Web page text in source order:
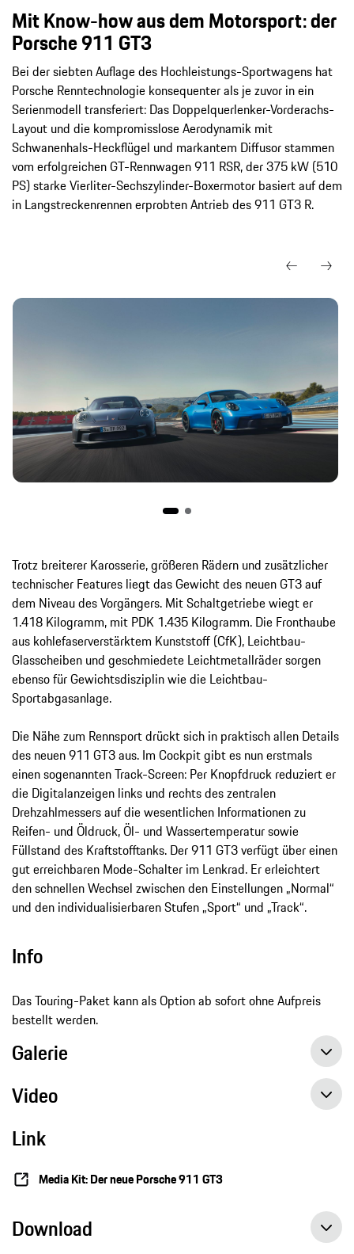
Mit Know-how aus dem Motorsport: der
Porsche 911 GT3
Bei der siebten Auflage des Hochleistungs-Sportwagens hat
Porsche Renntechnologie konsequenter als je zuvor in ein
Serienmodell transferiert: Das Doppelquerlenker-Vorderachs-
Layout und die kompromisslose Aerodynamik mit
Schwanenhals-Heckflügel und markantem Diffusor stammen
vom erfolgreichen GT-Rennwagen 911 RSR, der 375 kW (510
PS) starke Vierliter-Sechszylinder-Boxermotor basiert auf dem
in Langstreckenrennen erprobten Antrieb des 911 GT3 R.
Trotz breiterer Karosserie, größeren Rädern und zusätzlicher
technischer Features liegt das Gewicht des neuen GT3 auf
dem Niveau des Vorgängers. Mit Schaltgetriebe wiegt er
1.418 Kilogramm, mit PDK 1.435 Kilogramm. Die Fronthaube
aus kohlefaserverstärktem Kunststoff (CfK), Leichtbau-
Glasscheiben und geschmiedete Leichtmetallräder sorgen
ebenso für Gewichtsdisziplin wie die Leichtbau-
Sportabgasanlage.
Die Nähe zum Rennsport drückt sich in praktisch allen Details
des neuen 911 GT3 aus. Im Cockpit gibt es nun erstmals
einen sogenannten Track-Screen: Per Knopfdruck reduziert er
die Digitalanzeigen links und rechts des zentralen
Drehzahlmessers auf die wesentlichen Informationen zu
Reifen- und Öldruck, Öl- und Wassertemperatur sowie
Füllstand des Kraftstofftanks. Der 911 GT3 verfügt über einen
gut erreichbaren Mode-Schalter im Lenkrad. Er erleichtert
den schnellen Wechsel zwischen den Einstellungen „Normal“
und den individualisierbaren Stufen „Sport“ und „Track“.
Info
Das Touring-Paket kann als Option ab sofort ohne Aufpreis
bestellt werden.
Galerie
Video
Link
Media Kit: Der neue Porsche 911 GT3
Download